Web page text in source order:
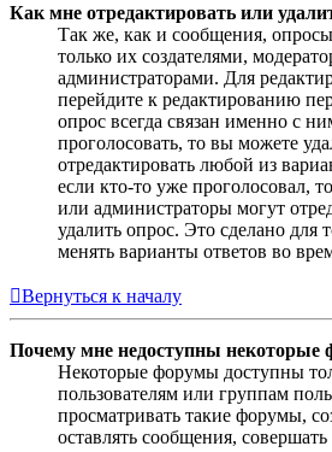
Как мне отредактировать или
Так же, как и сообщения, опросы
только их создателями,
администраторами. Для
перейдите к редактированию
опрос всегда связан именно с
проголосовать, то вы можете
отредактировать любой из
если кто-то уже проголосовал,
или администраторы могут
удалить опрос. Это сделано для
менять варианты ответов во
Вернуться к началу
Почему мне недоступны некоторые
Некоторые форумы доступны
пользователям или группам
просматривать такие форумы,
оставлять сообщения,